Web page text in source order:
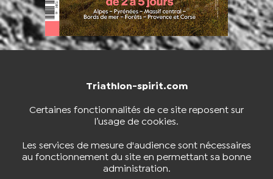
Triathlon-spirit.com
Certaines fonctionnalités de ce site reposent sur
l’usage de cookies.
Les services de mesure d'audience sont nécessaires
au fonctionnement du site en permettant sa bonne
administration.
NOUS CONTACTER BOUTIQUE